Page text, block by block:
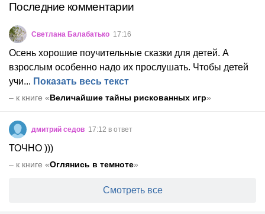
Последние комментарии
Светлана Балабатько 17:16
Осень хорошие поучительные сказки для детей. А
взрослым особенно надо их прослушать. Чтобы детей
учи... Показать весь текст
– к книге «Величайшие тайны рискованных игр»
дмитрий седов 17:12 в ответ
ТОЧНО )))
– к книге «Оглянись в темноте»
Смотреть все